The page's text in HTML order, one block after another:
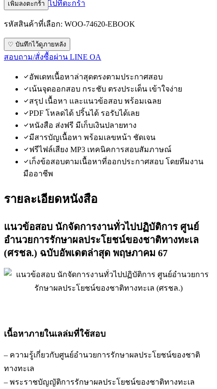
เพิ่มลงตะกร้า ไปที่ตะกร้า
รหัสสินค้าที่เลือก: WOO-74620-EBOOK
♡ บันทึกไว้ดูภายหลัง
สอบถาม/สั่งซื้อผ่าน LINE OA
อัพเดทเนื้อหาล่าสุดตรงตามประกาศสอบ
เน้นจุดออกสอบ กระชับ ตรงประเด็น เข้าใจง่าย
สรุป เนื้อหา และแนวข้อสอบ พร้อมเฉลย
PDF โหลดได้ ปริ้นได้ รอรับได้เลย
หนังสือ ส่งฟรี มีเก็บเงินปลายทาง
มีสารบัญเนื้อหา พร้อมเลขหน้า ชัดเจน
ฟรีไฟล์เสียง MP3 เทคนิคการสอบสัมภาษณ์
เก็งข้อสอบตามเนื้อหาที่ออกประกาศสอบ โดยทีมงาน
มืออาชีพ
รายละเอียดหนังสือ
แนวข้อสอบ นักจัดการงานทั่วไปปฏิบัติการ ศูนย์
อำนวยการรักษาผลประโยชน์ของชาติทางทะเล
(ศรชล.) ฉบับอัพเดตล่าสุด พฤษภาคม 67
เนื้อหาภายในเลล่มที่ใช้สอบ
– ความรู้เกี่ยวกับศูนย์อำนวยการรักษาผลประโยชน์ของชาติ
ทางทะเล
– พระราชบัญญัติการรักษาผลประโยชน์ของชาติทางทะเล